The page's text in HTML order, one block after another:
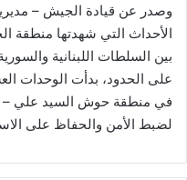
وصدر عن قيادة الجيش –
الأحداث التي شهدتها منطقة
بين السلطات اللبنانية
على الحدود، بدأت الوحدات
في منطقة حوش السيد علي –
لضبط الأمن والحفاظ على